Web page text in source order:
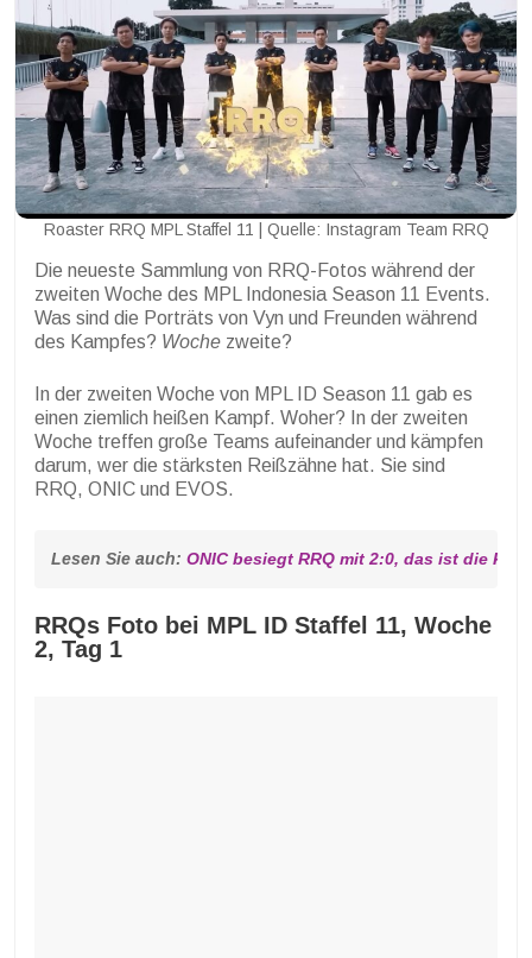
Roaster RRQ MPL Staffel 11 | Quelle: Instagram Team RRQ
Die neueste Sammlung von RRQ-Fotos während der
zweiten Woche des MPL Indonesia Season 11 Events.
Was sind die Porträts von Vyn und Freunden während
des Kampfes? Woche zweite?
In der zweiten Woche von MPL ID Season 11 gab es
einen ziemlich heißen Kampf. Woher? In der zweiten
Woche treffen große Teams aufeinander und kämpfen
darum, wer die stärksten Reißzähne hat. Sie sind
RRQ, ONIC und EVOS.
Lesen Sie auch: ONIC besiegt RRQ mit 2:0, das ist die
RRQs Foto bei MPL ID Staffel 11, Woche
2, Tag 1